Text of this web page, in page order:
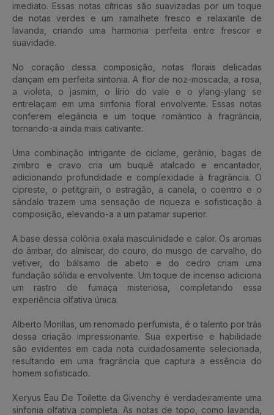
imediato. Essas notas cítricas são suavizadas por um toque
de notas verdes e um ramalhete fresco e relaxante de
lavanda, criando uma harmonia perfeita entre frescor e
suavidade.
No coração dessa composição, notas florais delicadas
dançam em perfeita sintonia. A flor de noz-moscada, a rosa,
a violeta, o jasmim, o lírio do vale e o ylang-ylang se
entrelaçam em uma sinfonia floral envolvente. Essas notas
conferem elegância e um toque romântico à fragrância,
tornando-a ainda mais cativante.
Uma combinação intrigante de ciclame, gerânio, bagas de
zimbro e cravo cria um buquê atalcado e encantador,
adicionando profundidade e complexidade à fragrância. O
cipreste, o petitgrain, o estragão, a canela, o coentro e o
sândalo trazem uma sensação de riqueza e sofisticação à
composição, elevando-a a um patamar superior.
A base dessa colônia exala masculinidade e calor. Os aromas
do âmbar, do almíscar, do couro, do musgo de carvalho, do
vetiver, do bálsamo de abeto e do cedro criam uma
fundação sólida e envolvente. Um toque de incenso adiciona
um rastro de fumaça misteriosa, completando essa
experiência olfativa única.
Alberto Morillas, um renomado perfumista, é o talento por trás
dessa criação impressionante. Sua expertise e habilidade
são evidentes em cada nota cuidadosamente selecionada,
resultando em uma fragrância que captura a essência do
homem sofisticado.
Xeryus Eau De Toilette da Givenchy é verdadeiramente uma
sinfonia olfativa completa. As notas de topo, como lavanda,